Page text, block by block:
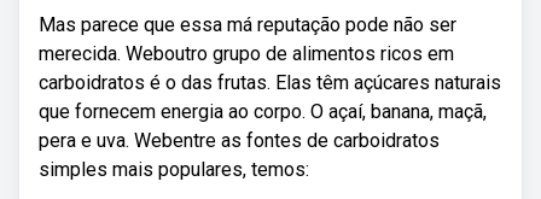
Mas parece que essa má reputação pode não ser
merecida. Weboutro grupo de alimentos ricos em
carboidratos é o das frutas. Elas têm açúcares naturais
que fornecem energia ao corpo. O açaí, banana, maçã,
pera e uva. Webentre as fontes de carboidratos
simples mais populares, temos: